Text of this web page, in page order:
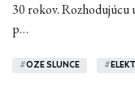
30 rokov.
p…
#OZE SLUNCE #